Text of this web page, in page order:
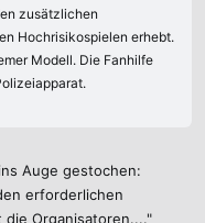
zusätzlichen
Hochrisikospielen erhebt.
Modell. Die Fanhilfe
Auge gestochen:
erforderlichen
Organisatoren...."